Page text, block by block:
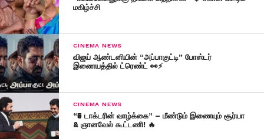
மகிழ்ச்சி
CINEMA NEWS
விஜய் ஆண்டனியின் “அப்பாகுட்டி” போஸ்டர்
இணையத்தில் ட்ரெண்ட் 👀⚡
CINEMA NEWS
“₹5 டாக்டரின் வாழ்க்கை” – மீண்டும் இணையும் சூர்யா
& ஞானவேல் கூட்டணி! 🔥